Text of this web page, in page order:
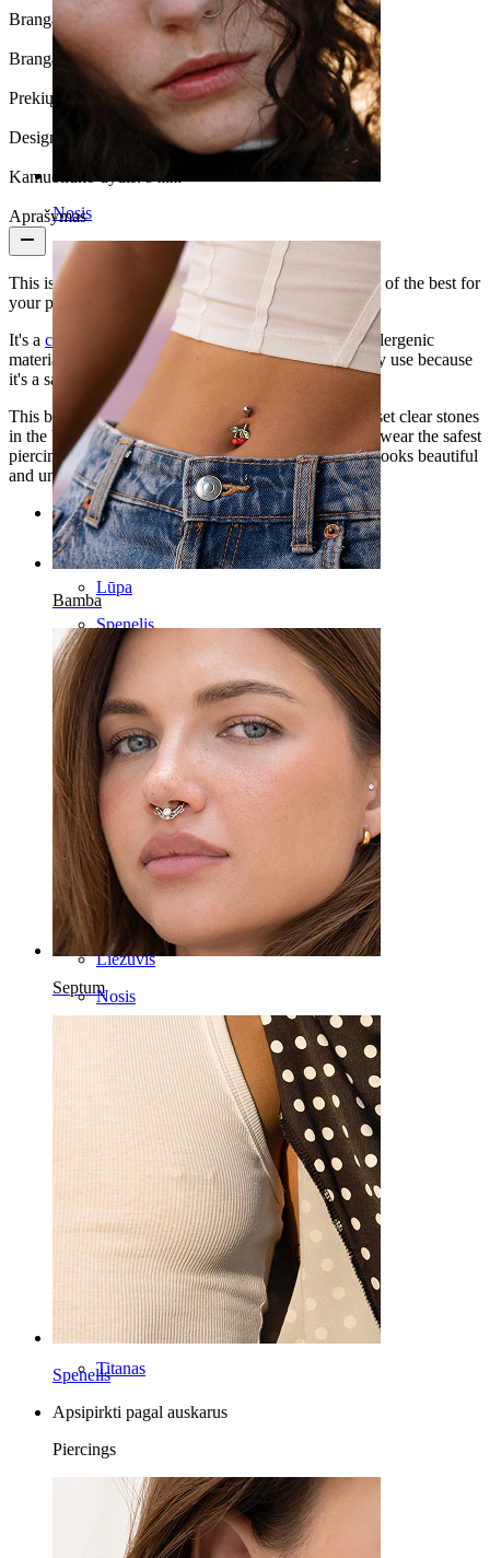
Nosis
Bamba
Septum
Spenelis
Apsipirkti pagal auskarus
Piercings
Brangakmenio spalva:Skaidri
Brangakmenio tipas: Kubinis cirkonis
Prekių kiekis:
Design:
Kamuoliuko dydis:
Aprašymas
This is the ideal item for you if you only want the best of the best for
your piercings.
It's a curved barbellmade of titanium, a highly hypoallergenic
material. Titanium is what professional piercers usually use because
it's a safe material that doesn't cause allergic reactions.
This barbell has a simple design, but it has two bezel-set clear stones
in the balls that break the monotony. Thus, while you wear the safest
piercing jewelry on the market, make sure that it also looks beautiful
and unique.
Categories
Bamba
Lūpa
Spenelis
Industrial
Poodinis
Helix
Ausis
Septum
14k auksas
Netikri auskarai
Labret
Liežuvis
Nosis
Tragus
Barbell
Daith
Pasagos formos
Žiediniai
Įrankiai
Lenkti barbell
Ausies kaušelis
Titanas